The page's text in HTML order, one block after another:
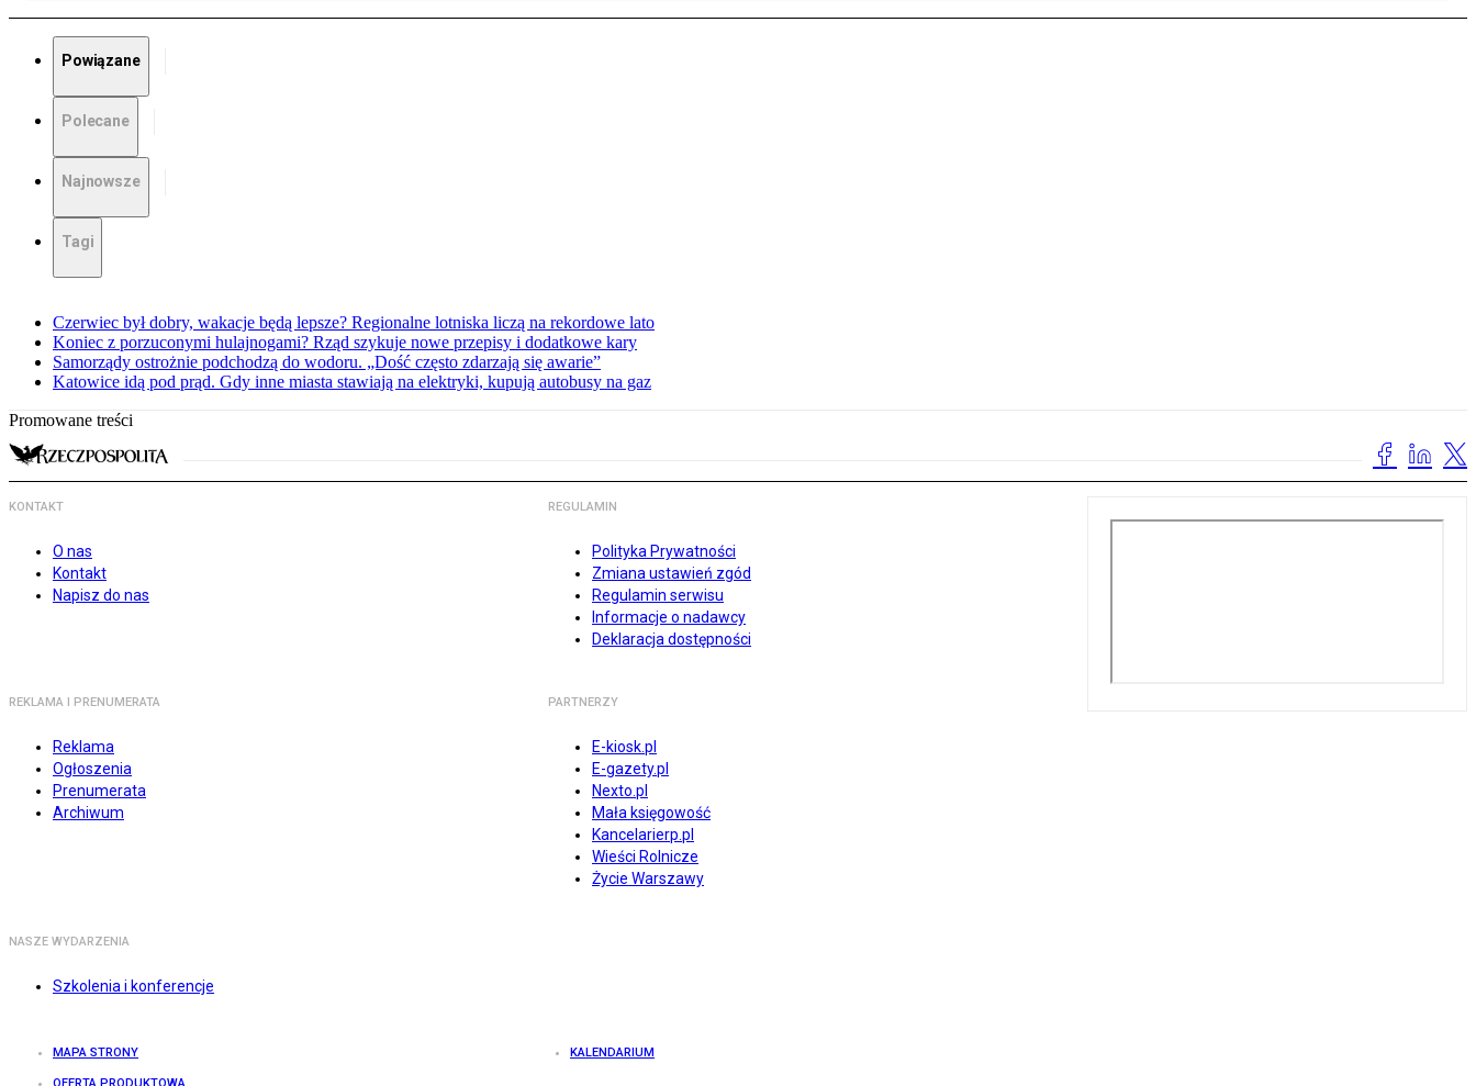
Powiązane
Polecane
Najnowsze
Tagi
Czerwiec był dobry, wakacje będą lepsze? Regionalne lotniska liczą na rekordowe lato
Koniec z porzuconymi hulajnogami? Rząd szykuje nowe przepisy i dodatkowe kary
Samorządy ostrożnie podchodzą do wodoru. „Dość często zdarzają się awarie”
Katowice idą pod prąd. Gdy inne miasta stawiają na elektryki, kupują autobusy na gaz
Promowane treści
KONTAKT
O nas
Kontakt
Napisz do nas
REGULAMIN
Polityka Prywatności
Zmiana ustawień zgód
Regulamin serwisu
Informacje o nadawcy
Deklaracja dostępności
REKLAMA I PRENUMERATA
Reklama
Ogłoszenia
Prenumerata
Archiwum
PARTNERZY
E-kiosk.pl
E-gazety.pl
Nexto.pl
Mała księgowość
Kancelarierp.pl
Wieści Rolnicze
Życie Warszawy
NASZE WYDARZENIA
Szkolenia i konferencje
MAPA STRONY KALENDARIUM